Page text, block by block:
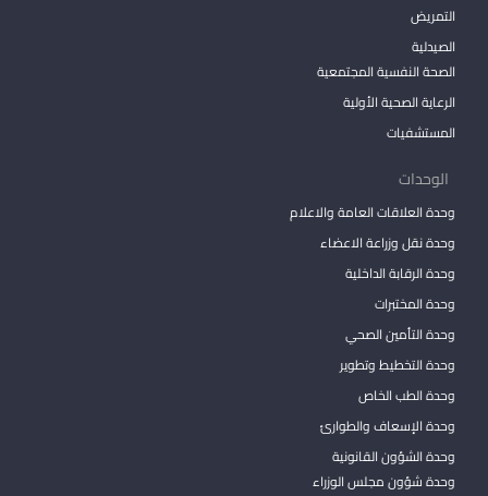
التمريض
الصيدلية
الصحة النفسية المجتمعية
الرعاية الصحية الأولية
المستشفيات
الوحدات
وحدة العلاقات العامة والاعلام
وحدة نقل وزراعة الاعضاء
وحدة الرقابة الداخلية
وحدة المختبرات
وحدة التأمين الصحي
وحدة التخطيط وتطوير
وحدة الطب الخاص
وحدة الإسعاف والطوارئ
وحدة الشؤون القانونية
وحدة شؤون مجلس الوزراء